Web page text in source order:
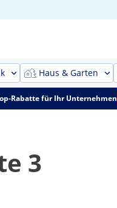
Haus & Garten
Rabatte für Ihr Unternehmen
3